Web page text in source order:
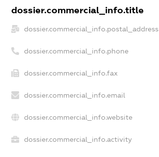
dossier.commercial_info.title
dossier.commercial_info.postal_address
dossier.commercial_info.phone
dossier.commercial_info.fax
dossier.commercial_info.email
dossier.commercial_info.website
dossier.commercial_info.activity